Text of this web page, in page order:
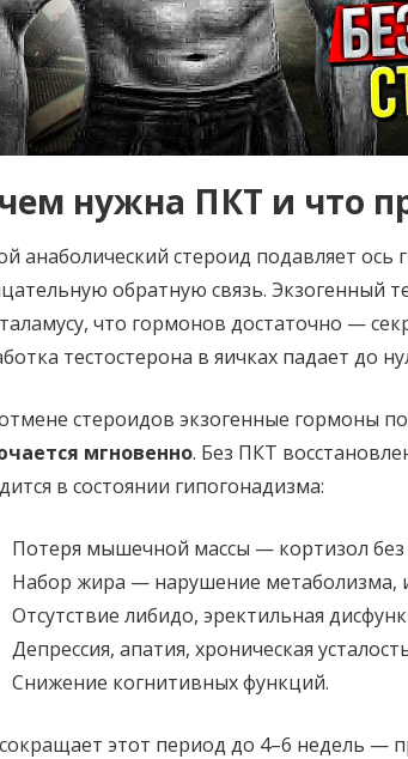
нужна ПКТ и что
анаболический стероид подавляет ось
обратную связь. Экзогенный
что гормонов достаточно —
тестостерона в яичках падает до
стероидов экзогенные гормоны
мгновенно. Без ПКТ
в состоянии гипогонадизма:
Потеря мышечной массы — кортизол
Набор жира — нарушение метаболизма,
Отсутствие либидо, эректильная
Депрессия, апатия, хроническая
Снижение когнитивных функций.
этот период до 4–6 недель —